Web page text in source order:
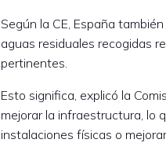
Según la CE, España
aguas residuales recogidas
pertinentes.
Esto significa, explicó la
mejorar la infraestructura, lo
instalaciones físicas o